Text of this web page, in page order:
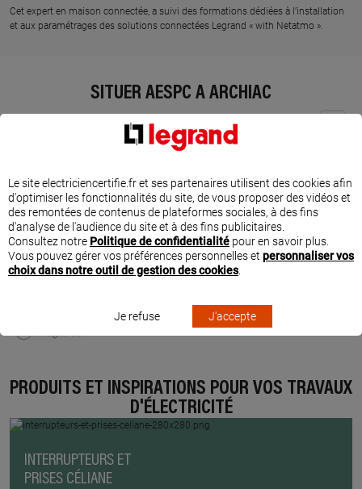
Cet expert en maison connectée, a suivi des formations dédiées à l’installation
et aux paramétrages des solutions connectées Legrand « with Netatmo ».
SITUER AESPC À ARCHIAC
PRODUITS ET INSPIRATIONS POUR VOS TRAVAUX
D'ÉLECTRICITÉ
INTERRUPTEURS ET
PRISES CÉLIANE
Le site electriciencertifie.fr et ses partenaires utilisent des cookies afin
d'optimiser les fonctionnalités du site, de vous proposer des vidéos et
des remontées de contenus de plateformes sociales, à des fins
d'analyse de l'audience du site et à des fins publicitaires.
Consultez notre Politique de confidentialité pour en savoir plus.
Vous pouvez gérer vos préférences personnelles et personnaliser vos
choix dans notre outil de gestion des cookies.
Je refuse J'accepte